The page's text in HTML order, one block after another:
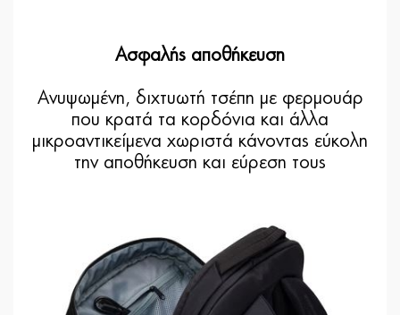
Ασφαλής αποθήκευση
Ανυψωμένη, διχτυωτή τσέπη με φερμουάρ
που κρατά τα κορδόνια και άλλα
μικροαντικείμενα χωριστά κάνοντας εύκολη
την αποθήκευση και εύρεση τους